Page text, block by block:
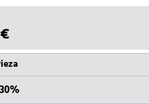
€EL
PRECIO
ACTUAL
ES:
5,66€.
30%